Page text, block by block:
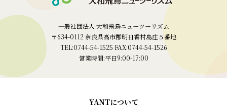
一般社団法人 大和飛鳥ニューツーリズム
〒634-0112 奈良県高市郡明日香村島庄５番地
TEL:0744-54-1525 FAX:0744-54-1526
営業時間:平日9:00-17:00
YANTについて